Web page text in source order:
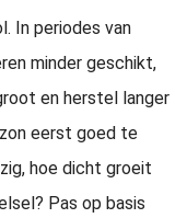
In periodes van
minder geschikt,
en herstel langer
eerst goed te
hoe dicht groeit
Pas op basis